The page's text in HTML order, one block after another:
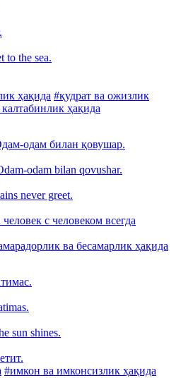
to the sea.
ҳақида #қудрат ва ожизлик
ҳақида
одам билан қовушар.
odam bilan qovushar.
never greet.
с человеком всегда
ва бесамарлик ҳақида
sun shines.
#имкон ва имконсизлик ҳақида